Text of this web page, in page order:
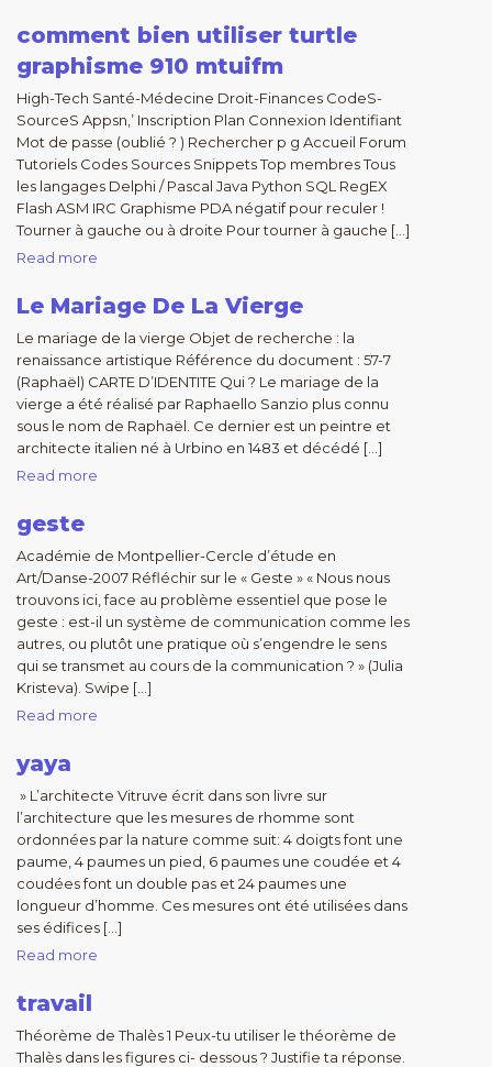
comment bien utiliser turtle
graphisme 910 mtuifm
High-Tech Santé-Médecine Droit-Finances CodeS-
SourceS Appsn,’ Inscription Plan Connexion Identifiant
Mot de passe (oublié ? ) Rechercher p g Accueil Forum
Tutoriels Codes Sources Snippets Top membres Tous
les langages Delphi / Pascal Java Python SQL RegEX
Flash ASM IRC Graphisme PDA négatif pour reculer !
Tourner à gauche ou à droite Pour tourner à gauche […]
Read more
Le Mariage De La Vierge
Le mariage de la vierge Objet de recherche : la
renaissance artistique Référence du document : 57-7
(Raphaël) CARTE D’IDENTITE Qui ? Le mariage de la
vierge a été réalisé par Raphaello Sanzio plus connu
sous le nom de Raphaël. Ce dernier est un peintre et
architecte italien né à Urbino en 1483 et décédé […]
Read more
geste
Académie de Montpellier-Cercle d’étude en
Art/Danse-2007 Réfléchir sur le « Geste » « Nous nous
trouvons ici, face au problème essentiel que pose le
geste : est-il un système de communication comme les
autres, ou plutôt une pratique où s’engendre le sens
qui se transmet au cours de la communication ? » (Julia
Kristeva). Swipe […]
Read more
yaya
» L’architecte Vitruve écrit dans son livre sur
l’architecture que les mesures de rhomme sont
ordonnées par la nature comme suit: 4 doigts font une
paume, 4 paumes un pied, 6 paumes une coudée et 4
coudées font un double pas et 24 paumes une
longueur d’homme. Ces mesures ont été utilisées dans
ses édifices […]
Read more
travail
Théorème de Thalès 1 Peux-tu utiliser le théorème de
Thalès dans les figures ci- dessous ? Justifie ta réponse.